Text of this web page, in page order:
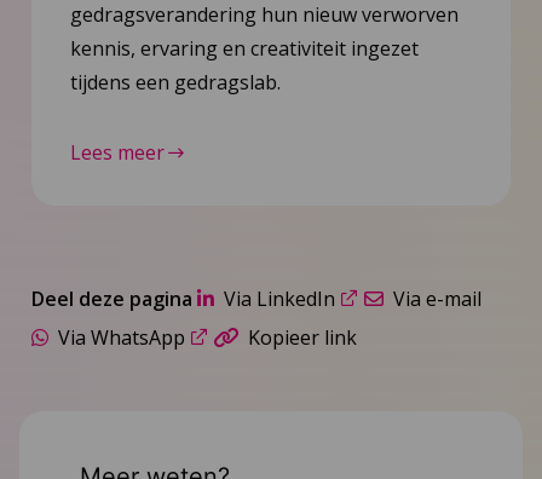
gedragsverandering hun nieuw verworven
kennis, ervaring en creativiteit ingezet
tijdens een gedragslab.
Lees meer
Deel deze pagina Via LinkedIn
Via e-mail
Via WhatsApp
Kopieer link